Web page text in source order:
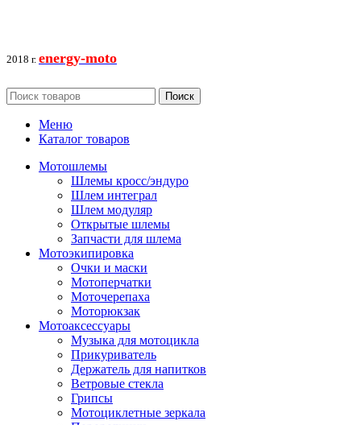
2018 г. energy-moto
Поиск
Меню
Каталог товаров
Мотошлемы
Шлемы кросс/эндуро
Шлем интеграл
Шлем модуляр
Открытые шлемы
Запчасти для шлема
Мотоэкипировка
Очки и маски
Мотоперчатки
Моточерепаха
Моторюкзак
Мотоаксессуары
Музыка для мотоцикла
Прикуриватель
Держатель для напитков
Ветровые стекла
Грипсы
Мотоциклетные зеркала